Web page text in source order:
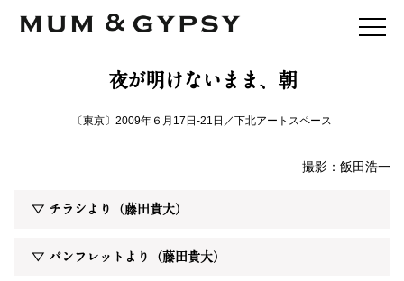
mum&gypsy
NEWS
PROFILE
WORKS
夜が明けないまま、朝
〔東京〕2009年６ 月 17 日 -21 日／下北アートスペース
撮影：飯田浩一
▽ チラシより（藤田貴大）
▽ パンフレットより（藤田貴大）